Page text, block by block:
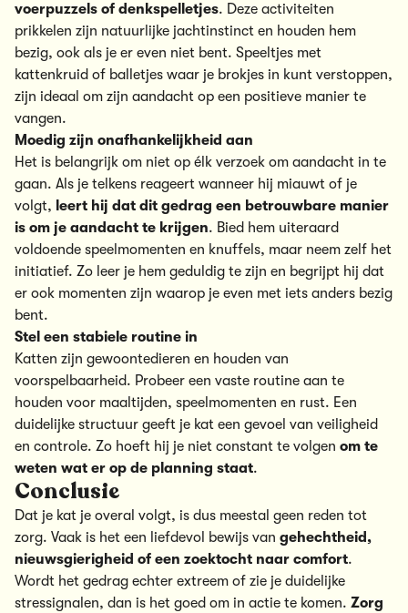
voerpuzzels of denkspelletjes. Deze activiteiten
prikkelen zijn natuurlijke jachtinstinct en houden hem
bezig, ook als je er even niet bent. Speeltjes met
kattenkruid of balletjes waar je brokjes in kunt verstoppen,
zijn ideaal om zijn aandacht op een positieve manier te
vangen.
Moedig zijn onafhankelijkheid aan
Het is belangrijk om niet op élk verzoek om aandacht in te
gaan. Als je telkens reageert wanneer hij miauwt of je
volgt, leert hij dat dit gedrag een betrouwbare manier
is om je aandacht te krijgen. Bied hem uiteraard
voldoende speelmomenten en knuffels, maar neem zelf het
initiatief. Zo leer je hem geduldig te zijn en begrijpt hij dat
er ook momenten zijn waarop je even met iets anders bezig
bent.
Stel een stabiele routine in
Katten zijn gewoontedieren en houden van
voorspelbaarheid. Probeer een vaste routine aan te
houden voor maaltijden, speelmomenten en rust. Een
duidelijke structuur geeft je kat een gevoel van veiligheid
en controle. Zo hoeft hij je niet constant te volgen om te
weten wat er op de planning staat.
Conclusie
Dat je kat je overal volgt, is dus meestal geen reden tot
zorg. Vaak is het een liefdevol bewijs van gehechtheid,
nieuwsgierigheid of een zoektocht naar comfort.
Wordt het gedrag echter extreem of zie je duidelijke
stressignalen, dan is het goed om in actie te komen. Zorg